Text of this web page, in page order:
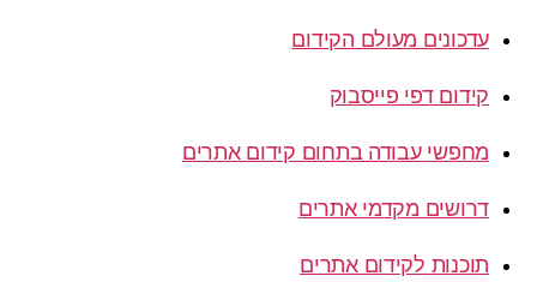
עדכונים מעולם הקידום
קידום דפי פייסבוק
מחפשי עבודה בתחום קידום אתרים
דרושים מקדמי אתרים
תוכנות לקידום אתרים